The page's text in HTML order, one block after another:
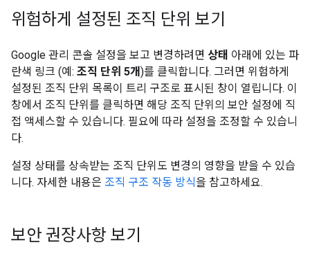
위험하게 설정된 조직 단위 보기
Google 관리 콘솔 설정을 보고 변경하려면 상태 아래에 있는 파
란색 링크 (예: 조직 단위 5개)를 클릭합니다. 그러면 위험하게
설정된 조직 단위 목록이 트리 구조로 표시된 창이 열립니다. 이
창에서 조직 단위를 클릭하면 해당 조직 단위의 보안 설정에 직
접 액세스할 수 있습니다. 필요에 따라 설정을 조정할 수 있습니
다.
설정 상태를 상속받는 조직 단위도 변경의 영향을 받을 수 있습
니다. 자세한 내용은 조직 구조 작동 방식을 참고하세요.
보안 권장사항 보기